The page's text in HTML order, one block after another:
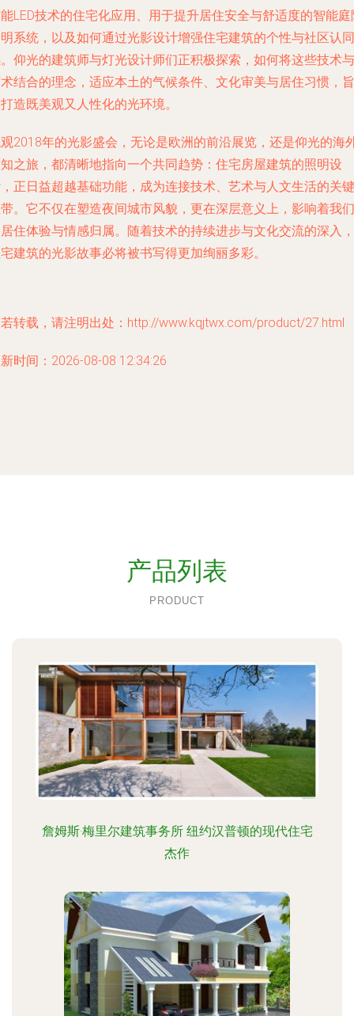
LED技术的住宅化应用、用于提升居住安全与舒适度的智能庭
系统，以及如何通过光影设计增强住宅建筑的个性与社区认同
仰光的建筑师与灯光设计师们正积极探索，如何将这些技术与
结合的理念，适应本土的气候条件、文化审美与居住习惯，旨
造既美观又人性化的光环境。
2018年的光影盛会，无论是欧洲的前沿展览，还是仰光的海
之旅，都清晰地指向一个共同趋势：住宅房屋建筑的照明设
正日益超越基础功能，成为连接技术、艺术与人文生活的关键
。它不仅在塑造夜间城市风貌，更在深层意义上，影响着我们
住体验与情感归属。随着技术的持续进步与文化交流的深入，
建筑的光影故事必将被书写得更加绚丽多彩。
转载，请注明出处：http://www.kqjtwx.com/product/27.html
时间：2026-08-08 12:34:26
产品列表
PRODUCT
詹姆斯·梅里尔建筑事务所 纽约汉普顿的现代住宅
杰作